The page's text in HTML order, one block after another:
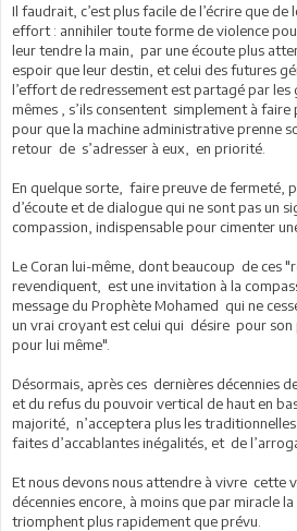
Il faudrait, c’est plus facile de l’écrire que
effort : annihiler toute forme de violence
leur tendre la main, par une écoute plus
espoir que leur destin, et celui des futures
l’effort de redressement est partagé par
mêmes , s’ils consentent simplement à faire
pour que la machine administrative prenne
retour de s’adresser à eux, en priorité.
En quelque sorte, faire preuve de fermeté,
d’écoute et de dialogue qui ne sont pas un
compassion, indispensable pour cimenter
Le Coran lui-même, dont beaucoup de ces
revendiquent, est une invitation à la
message du Prophète Mohamed qui ne
un vrai croyant est celui qui désire pour son
pour lui même".
Désormais, après ces dernières décennies
et du refus du pouvoir vertical de haut en
majorité, n’acceptera plus les
faites d’accablantes inégalités, et de
Et nous devons nous attendre à vivre cette
décennies encore, à moins que par miracle
triomphent plus rapidement que prévu.